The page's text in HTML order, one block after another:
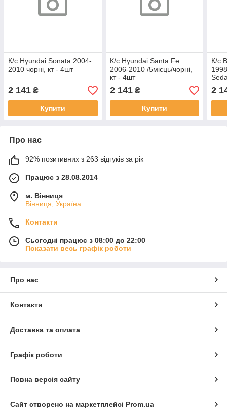
К/с Hyundai Sonata 2004-
2010 чорні, кт - 4шт
2 141 ₴
Купити
К/с Hyundai Santa Fe
2006-2010 /5місць/чорні,
кт - 4шт
2 141₴
Купити
К/с
2
Про нас
92% позитивних з 263 відгуків за рік
Працює з 28.08.2014
м. Вінниця
Вінниця, Україна
Контакти
Сьогодні працює з 08:00 до 22:00
Показати весь графік роботи
Про нас
Контакти
Доставка та оплата
Графік роботи
Повна версія сайту
Сайт створено на маркетплейсі Prom.ua